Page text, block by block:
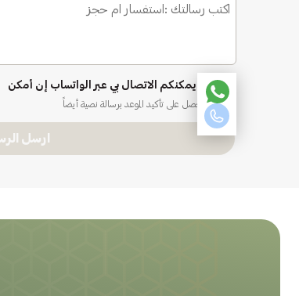
نعم، يمكنكم الاتصال بي عبر الواتساب إن أمكن
ستحصل على تأكيد الموعد برسالة نصية أيضاً
ارسل